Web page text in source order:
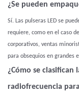
¿Se pueden
Sí. Las pulseras LED se
requiere, como en el caso
corporativos, ventas
para obsequios en grandes
¿Cómo se clasifican
radiofrecuencia